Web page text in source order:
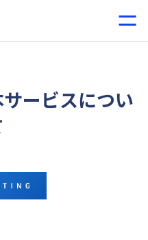
ービスについ